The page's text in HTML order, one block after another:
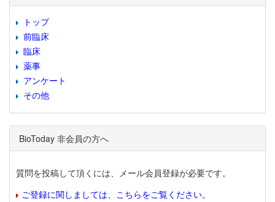
トップ
前臨床
臨床
薬事
アンケート
その他
BioToday 非会員の方へ
質問を投稿して頂くには、メール会員登録が必要です。
ご登録に関しましては、こちらをご覧ください。